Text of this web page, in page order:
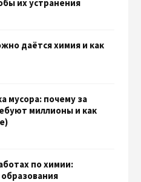
их устранения
даётся химия и как
мусора: почему за
миллионы и как
по химии: